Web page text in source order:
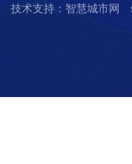
技术支持：智慧城市网